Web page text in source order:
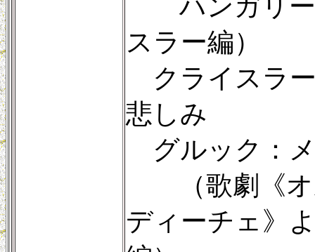
ハンガリー
スラー編）
クライスラ
悲しみ
グルック：
（歌劇《オ
ディーチェ》